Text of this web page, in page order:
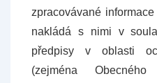
zpracovávané
nakládá s nimi v
předpisy v oblasti
(zejména